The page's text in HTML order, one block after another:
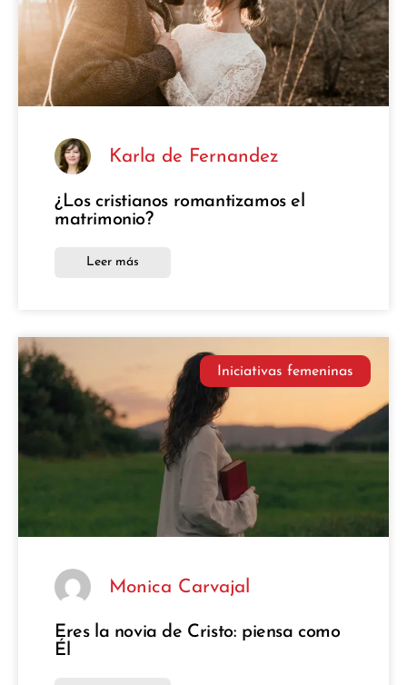
Karla de Fernandez
¿Los cristianos romantizamos el
matrimonio?
Leer más
Iniciativas femeninas
Monica Carvajal
Eres la novia de Cristo: piensa como
Él